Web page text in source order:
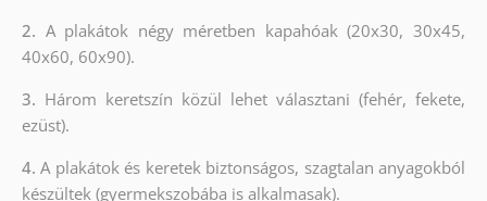
2. A plakátok négy méretben kapahóak (20x30, 30x45,
40x60, 60x90).
3. Három keretszín közül lehet választani (fehér, fekete,
ezüst).
4.A plakátok és keretek biztonságos, szagtalan anyagokból
készültek (gyermekszobába is alkalmasak).